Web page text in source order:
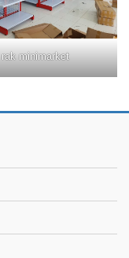
rak minimarket